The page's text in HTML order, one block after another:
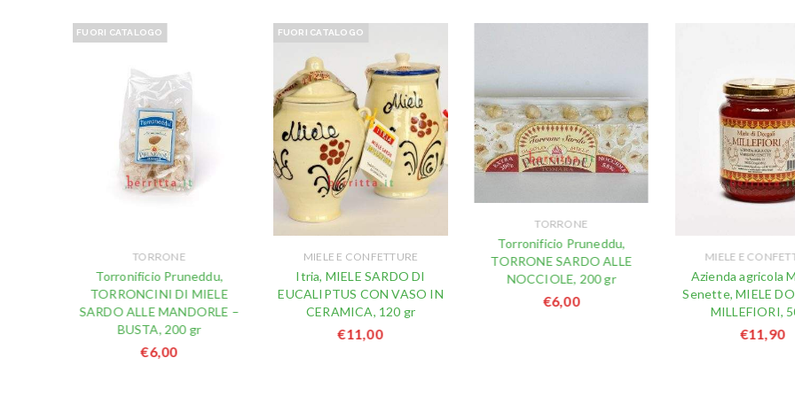
FUORI CATALOGO
TORRONE
Torronificio Pruneddu,
TORRONCINI DI MIELE
SARDO ALLE MANDORLE –
BUSTA, 200 gr
€6,00
FUORI CATALOGO
MIELE E CONFETTURE
Itria, MIELE SARDO DI
EUCALIPTUS CON VASO IN
CERAMICA, 120 gr
€11,00
TORRONE
Torronificio Pruneddu,
TORRONE SARDO ALLE
NOCCIOLE, 200 gr
€6,00
MIELE E
Azienda agricola
Senette, MIELE
MILLEFIORI,
€11,90